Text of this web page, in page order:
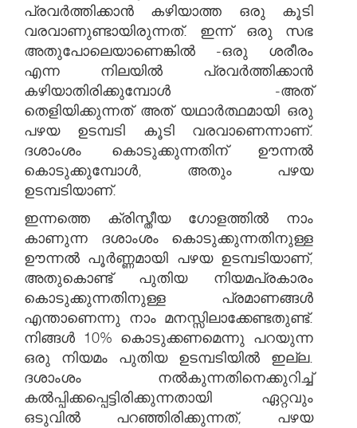
പ്രവർത്തിക്കാൻ കഴിയാത്ത ഒരു കൂടി
വരവാണുണ്ടായിരുന്നത്. ഇന്ന് ഒരു സഭ
അതുപോലെയാണെങ്കിൽ -ഒരു ശരീരം
എന്ന നിലയിൽ പ്രവർത്തിക്കാൻ
കഴിയാതിരിക്കുമ്പോൾ -അത്
തെളിയിക്കുന്നത് അത് യഥാർത്ഥമായി ഒരു
പഴയ ഉടമ്പടി കൂടി വരവാണെന്നാണ്.
ദശാംശം കൊടുക്കുന്നതിന് ഊന്നൽ
കൊടുക്കുമ്പോൾ, അതും പഴയ
ഉടമ്പടിയാണ്.
ഇന്നത്തെ ക്രിസ്തീയ ഗോളത്തിൽ നാം
കാണുന്ന ദശാംശം കൊടുക്കുന്നതിനുള്ള
ഊന്നൽ പൂർണ്ണമായി പഴയ ഉടമ്പടിയാണ്,
അതുകൊണ്ട് പുതിയ നിയമപ്രകാരം
കൊടുക്കുന്നതിനുള്ള പ്രമാണങ്ങൾ
എന്താണെന്നു നാം മനസ്സിലാക്കേണ്ടതുണ്ട്.
നിങ്ങൾ 10% കൊടുക്കണമെന്നു പറയുന്ന
ഒരു നിയമം പുതിയ ഉടമ്പടിയിൽ ഇല്ല.
ദശാംശം നൽകുന്നതിനെക്കുറിച്ച്
കൽപ്പിക്കപ്പെട്ടിരിക്കുന്നതായി ഏറ്റവും
ഒടുവിൽ പറഞ്ഞിരിക്കുന്നത്, പഴയ